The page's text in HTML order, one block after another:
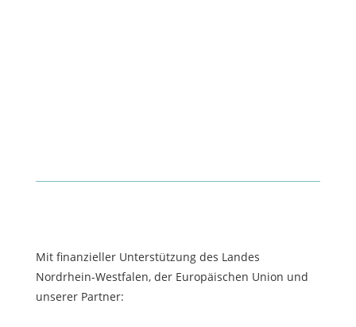
Mit finanzieller Unterstützung des Landes
Nordrhein-Westfalen, der Europäischen Union und
unserer Partner: